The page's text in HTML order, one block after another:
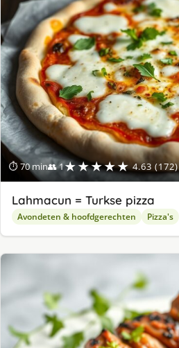
⏱ 70 min👥 1★★★★★ 4.63 (172)
Lahmacun = Turkse pizza
Avondeten & hoofdgerechten Pizza's